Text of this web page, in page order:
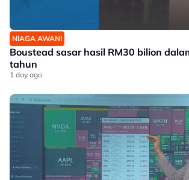
NIAGA AWANI
Boustead sasar hasil RM30 bilion
tahun
1 day ago